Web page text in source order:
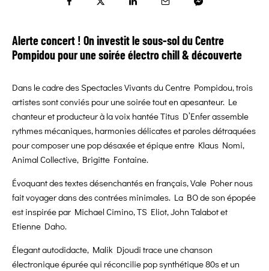
Alerte concert ! On investit le sous-sol du Centre
Pompidou pour une soirée électro chill & découverte
Dans le cadre des Spectacles Vivants du Centre Pompidou, trois
artistes sont conviés pour une soirée tout en apesanteur. Le
chanteur et producteur à la voix hantée Titus D’Enfer assemble
rythmes mécaniques, harmonies délicates et paroles détraquées
pour composer une pop désaxée et épique entre Klaus Nomi,
Animal Collective, Brigitte Fontaine.
Évoquant des textes désenchantés en français, Vale Poher nous
fait voyager dans des contrées minimales. La BO de son épopée
est inspirée par Michael Cimino, TS Eliot, John Talabot et
Etienne Daho.
Élegant autodidacte, Malik Djoudi trace une chanson
électronique épurée qui réconcilie pop synthétique 80s et un